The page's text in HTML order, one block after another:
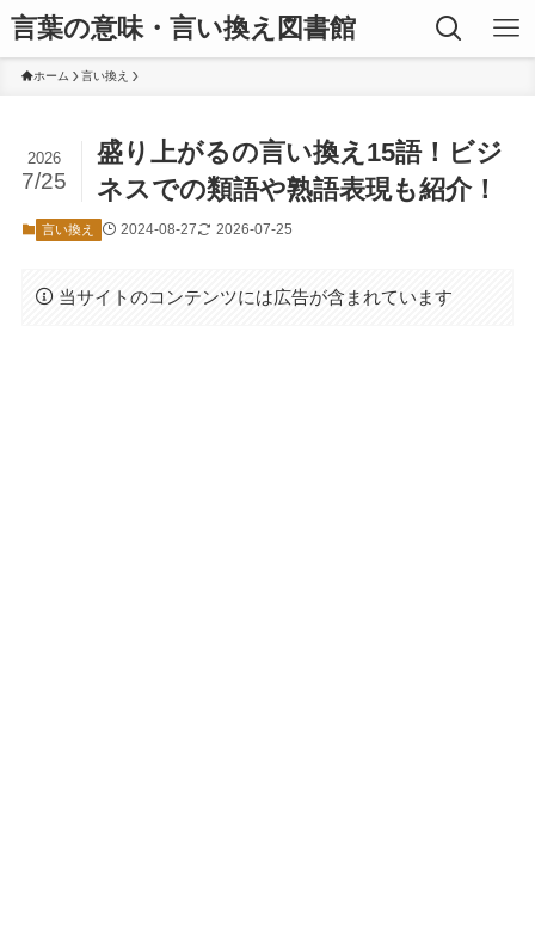
言葉の意味・言い換え図書館
ホーム 言い換え
盛り上がるの言い換え15語！ビジ
ネスでの類語や熟語表現も紹介！
2026
7/25
言い換え 2024-08-27 2026-07-25
当サイトのコンテンツには広告が含まれています